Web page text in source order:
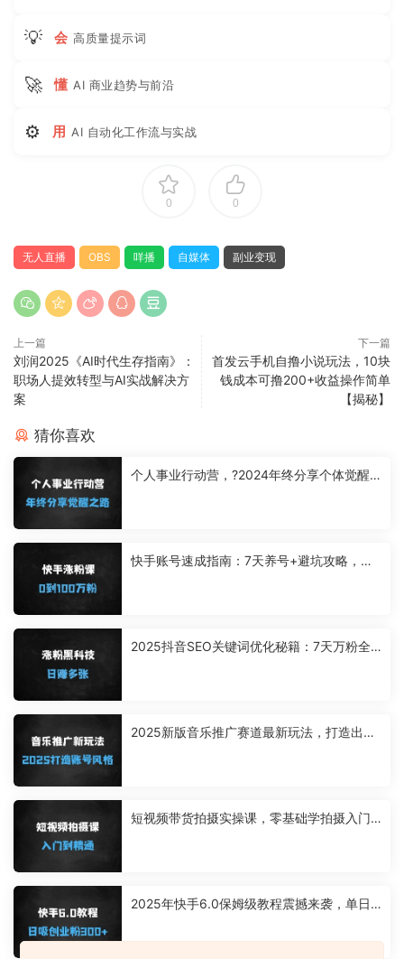
💡 会 高质量提示词
🚀 懂 AI 商业趋势与前沿
⚙ 用 AI 自动化工作流与实战
0 0
无人直播 OBS 咩播 自媒体 副业变现
上一篇
刘润2025《AI时代生存指南》：
职场人提效转型与AI实战解决方
案
下一篇
首发云手机自撸小说玩法，10块
钱成本可撸200+收益操作简单
【揭秘】
猜你喜欢
个人事业行动营，?2024年终分享个体觉醒
快手账号速成指南：7天养号+避坑攻略，手
2025抖音SEO关键词优化秘籍：7天万粉全
2025新版音乐推广赛道最新玩法，打造出自
短视频带货拍摄实操课，零基础学拍摄入门
2025年快手6.0保姆级教程震撼来袭，单日